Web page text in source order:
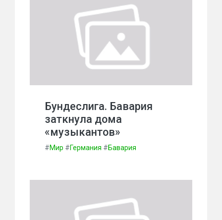
Бундеслига. Бавария
заткнула дома
«музыкантов»
#Мир #Германия #Бавария